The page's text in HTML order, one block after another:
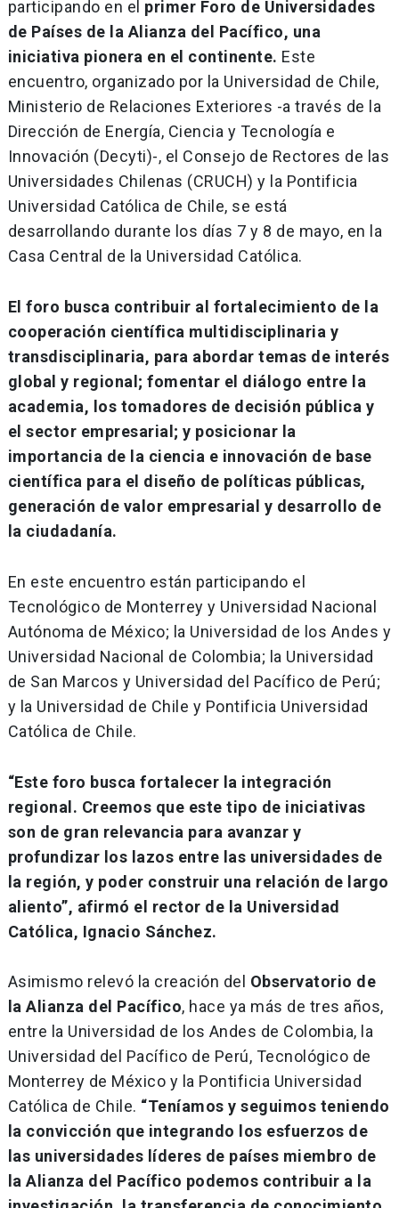
participando en el primer Foro de Universidades
de Países de la Alianza del Pacífico, una
iniciativa pionera en el continente. Este
encuentro, organizado por la Universidad de Chile,
Ministerio de Relaciones Exteriores -a través de la
Dirección de Energía, Ciencia y Tecnología e
Innovación (Decyti)-, el Consejo de Rectores de las
Universidades Chilenas (CRUCH) y la Pontificia
Universidad Católica de Chile, se está
desarrollando durante los días 7 y 8 de mayo, en la
Casa Central de la Universidad Católica.
El foro busca contribuir al fortalecimiento de la
cooperación científica multidisciplinaria y
transdisciplinaria, para abordar temas de interés
global y regional; fomentar el diálogo entre la
academia, los tomadores de decisión pública y
el sector empresarial; y posicionar la
importancia de la ciencia e innovación de base
científica para el diseño de políticas públicas,
generación de valor empresarial y desarrollo de
la ciudadanía.
En este encuentro están participando el
Tecnológico de Monterrey y Universidad Nacional
Autónoma de México; la Universidad de los Andes y
Universidad Nacional de Colombia; la Universidad
de San Marcos y Universidad del Pacífico de Perú;
y la Universidad de Chile y Pontificia Universidad
Católica de Chile.
“Este foro busca fortalecer la integración
regional. Creemos que este tipo de iniciativas
son de gran relevancia para avanzar y
profundizar los lazos entre las universidades de
la región, y poder construir una relación de largo
aliento”, afirmó el rector de la Universidad
Católica, Ignacio Sánchez.
Asimismo relevó la creación del Observatorio de
la Alianza del Pacífico, hace ya más de tres años,
entre la Universidad de los Andes de Colombia, la
Universidad del Pacífico de Perú, Tecnológico de
Monterrey de México y la Pontificia Universidad
Católica de Chile. “Teníamos y seguimos teniendo
la convicción que integrando los esfuerzos de
las universidades líderes de países miembro de
la Alianza del Pacífico podemos contribuir a la